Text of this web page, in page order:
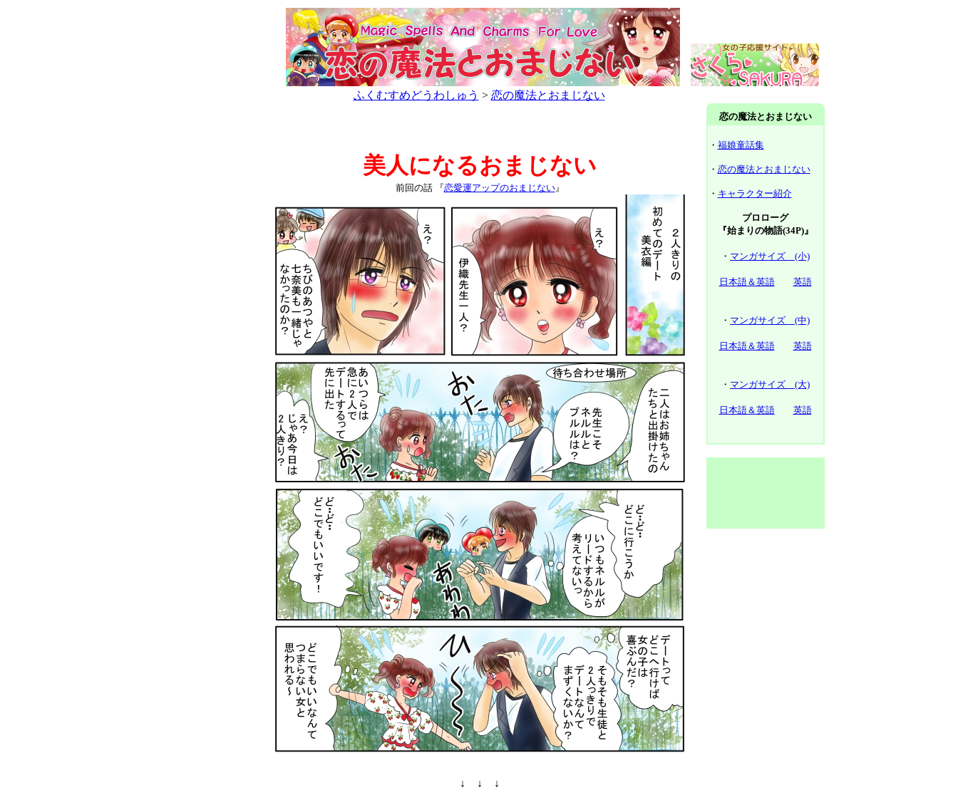
ふくむすめどうわしゅう > 恋の魔法とおまじない
美人になるおまじない
前回の話 『恋愛運アップのおまじない』
↓ ↓ ↓
恋の魔法とおまじない
・ 福娘童話集
・ 恋の魔法とおまじない
・ キャラクター紹介
プロローグ
『始まりの物語(34P)』
・ マンガサイズ (小)
日本語＆英語 英語
・ マンガサイズ (中)
日本語＆英語 英語
・ マンガサイズ (大)
日本語＆英語 英語